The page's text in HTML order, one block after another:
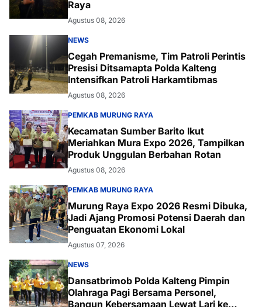
Raya
Agustus 08, 2026
NEWS
Cegah Premanisme, Tim Patroli Perintis
Presisi Ditsamapta Polda Kalteng
Intensifkan Patroli Harkamtibmas
Agustus 08, 2026
PEMKAB MURUNG RAYA
Kecamatan Sumber Barito Ikut
Meriahkan Mura Expo 2026, Tampilkan
Produk Unggulan Berbahan Rotan
Agustus 08, 2026
PEMKAB MURUNG RAYA
Murung Raya Expo 2026 Resmi Dibuka,
Jadi Ajang Promosi Potensi Daerah dan
Penguatan Ekonomi Lokal
Agustus 07, 2026
NEWS
Dansatbrimob Polda Kalteng Pimpin
Olahraga Pagi Bersama Personel,
Bangun Kebersamaan Lewat Lari ke